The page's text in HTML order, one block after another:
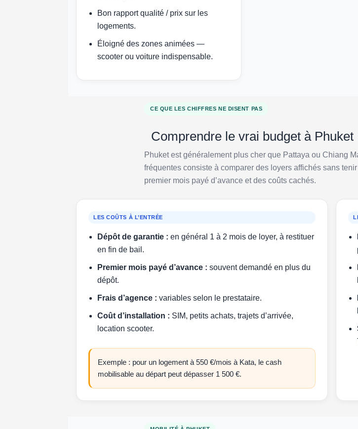
Bon rapport qualité / prix sur les
logements.
Éloigné des zones animées —
scooter ou voiture indispensable.
CE QUE LES CHIFFRES NE DISENT PAS
Comprendre le vrai budget à
Phuket est généralement plus cher que Pattaya ou Chiang
fréquentes consiste à comparer des loyers affichés sans
premier mois payé d’avance et des coûts cachés.
LES COÛTS À L’ENTRÉE
Dépôt de garantie : en général 1 à 2 mois de loyer, à restituer
en fin de bail.
Premier mois payé d’avance : souvent demandé en plus du
dépôt.
Frais d’agence : variables selon le prestataire.
Coût d’installation : SIM, petits achats, trajets d’arrivée,
location scooter.
Exemple : pour un logement à 550 €/mois à Kata, le cash
mobilisable au départ peut dépasser 1 500 €.